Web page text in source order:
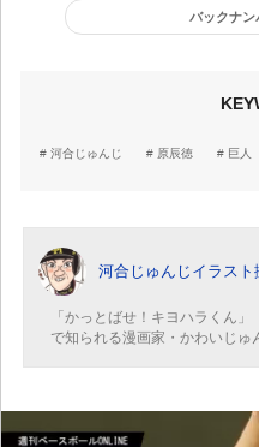
バックナン
河合じゅんじ 原辰徳 巨人
河合じゅんじイラスト
「かっとばせ！キヨハラくん
で知られる漫画家・かわいじゅ